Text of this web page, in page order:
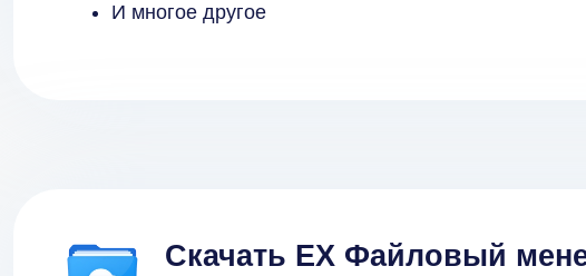
И многое другое
Скачать EX Файловый